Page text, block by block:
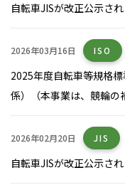
自転車JISが改正公示さ
2026年03月16日 ISO
2025年度自転車等規格
係）（本事業は、競輪の
2026年02月20日 JIS
自転車JISが改正公示さ